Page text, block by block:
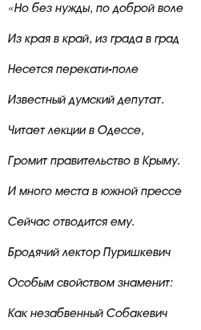
«Но без нужды, по доброй воле
Из края в край, из града в град
Несется перекати-поле
Известный думский депутат.
Читает лекции в Одессе,
Громит правительство в Крыму.
И много места в южной прессе
Сейчас отводится ему.
Бродячий лектор Пуришкевич
Особым свойством знаменит:
Как незабвенный Собакевич